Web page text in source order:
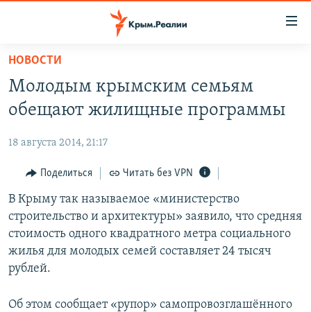
Вернуться
основному
содержанию
навигации
Вернутся
поиску
СПЕЦПРОЕКТЫ
КАРТА ВОЕННЫХ ОБЪЕКТОВ КРЫМА
11 ЛЕТ ОККУПАЦИИ КРЫМА. 11 ИСТОРИЙ СОПРОТИВЛЕНИЯ
ИСТОРИЯ
ЕЩЕ
ИНТЕРАКТИВ
ТЕЛЕПРОЕКТ КРЫМ.РЕАЛИИ
СОВЕТЫ ПРАВОЗАЩИТНИКОВ
ПРОПАВШИЕ БЕЗ ВЕСТИ
РАДІО СВОБОДА
КАК ОБОЙТИ БЛОКИРОВКУ
Українською
НОВОСТИ
Молодым крымским семьям
обещают жилищные программы
18 августа 2014, 21:17
Поделиться Читать без VPN
В Крыму так называемое «министерство
строительство и архитектуры» заявило, что средняя
стоимость одного квадратного метра социального
жилья для молодых семей составляет 24 тысяч
рублей.
Об этом сообщает «рупор» самопровозглашённого